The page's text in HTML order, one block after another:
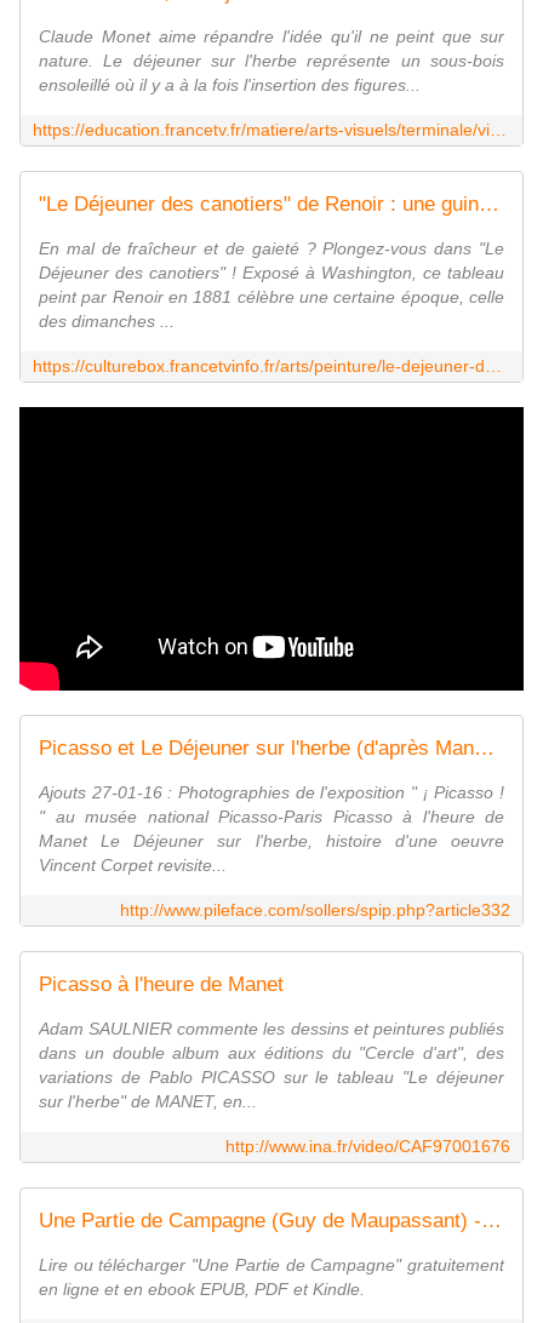
Claude Monet aime répandre l'idée qu'il ne peint que sur
nature. Le déjeuner sur l'herbe représente un sous-bois
ensoleillé où il y a à la fois l'insertion des figures...
"Le Déjeuner des canotiers" de Renoir : une guinguette, des amis, le bonheur
En mal de fraîcheur et de gaieté ? Plongez-vous dans "Le
Déjeuner des canotiers" ! Exposé à Washington, ce tableau
peint par Renoir en 1881 célèbre une certaine époque, celle
des dimanches ...
Picasso et Le Déjeuner sur l'herbe (d'après Manet) - Philippe Sollers/Pileface
Ajouts 27-01-16 : Photographies de l'exposition " ¡ Picasso !
" au musée national Picasso-Paris Picasso à l'heure de
Manet Le Déjeuner sur l'herbe, histoire d'une oeuvre
Vincent Corpet revisite...
http://www.pileface.com/sollers/spip.php?article332
Picasso à l'heure de Manet
Adam SAULNIER commente les dessins et peintures publiés
dans un double album aux éditions du "Cercle d'art", des
variations de Pablo PICASSO sur le tableau "Le déjeuner
sur l'herbe" de MANET, en...
http://www.ina.fr/video/CAF97001676
Une Partie de Campagne (Guy de Maupassant) - texte intégral - Romans - Atramenta
Lire ou télécharger "Une Partie de Campagne" gratuitement
en ligne et en ebook EPUB, PDF et Kindle.